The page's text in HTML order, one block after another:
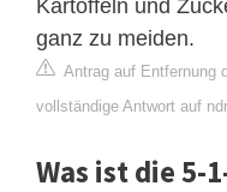
Kartoffeln und
ganz zu meiden.
Antrag auf Entfernung
vollständige Antwort auf
Was ist die 5-